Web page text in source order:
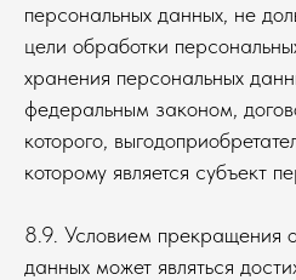
персональных данных, не
цели обработки
хранения персональных
федеральным законом,
которого,
которому является субъект
8.9. Условием прекращения
данных может являться